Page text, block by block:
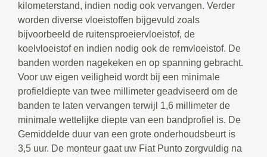
kilometerstand, indien nodig ook vervangen. Verder
worden diverse vloeistoffen bijgevuld zoals
bijvoorbeeld de ruitensproeiervloeistof, de
koelvloeistof en indien nodig ook de remvloeistof. De
banden worden nagekeken en op spanning gebracht.
Voor uw eigen veiligheid wordt bij een minimale
profieldiepte van twee millimeter geadviseerd om de
banden te laten vervangen terwijl 1,6 millimeter de
minimale wettelijke diepte van een bandprofiel is. De
Gemiddelde duur van een grote onderhoudsbeurt is
3,5 uur. De monteur gaat uw Fiat Punto zorgvuldig na